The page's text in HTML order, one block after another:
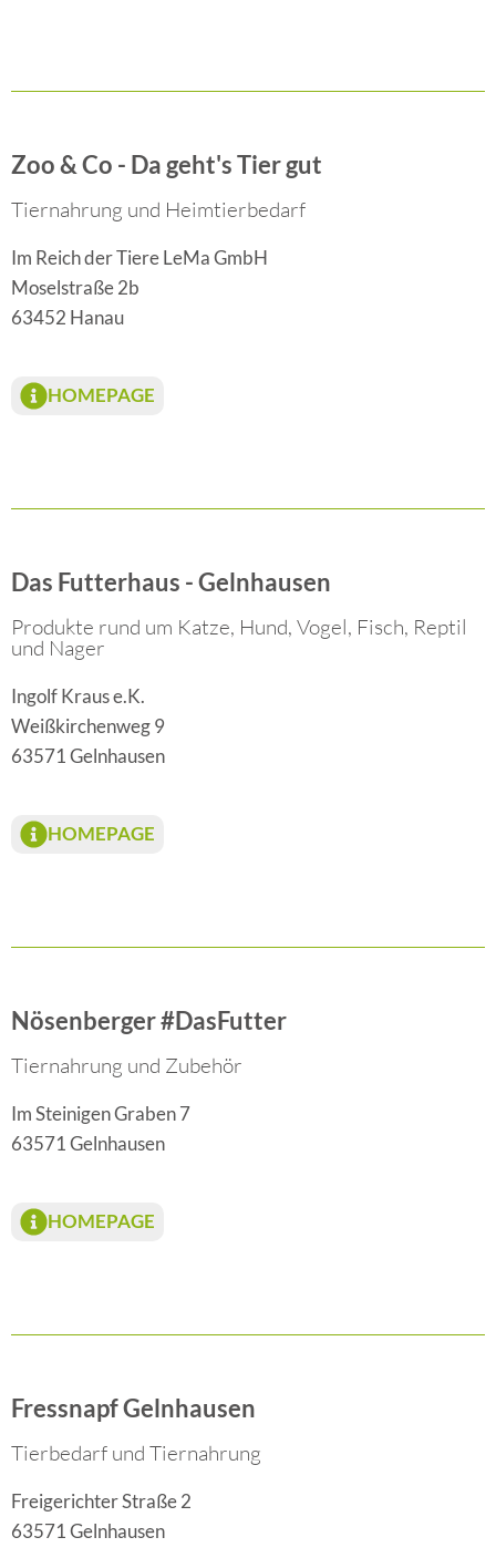
Zoo & Co - Da geht's Tier gut
Tiernahrung und Heimtierbedarf
Im Reich der Tiere LeMa GmbH
Moselstraße 2b
63452 Hanau
HOMEPAGE
Das Futterhaus - Gelnhausen
Produkte rund um Katze, Hund, Vogel, Fisch, Reptil
und Nager
Ingolf Kraus e.K.
Weißkirchenweg 9
63571 Gelnhausen
HOMEPAGE
Nösenberger #DasFutter
Tiernahrung und Zubehör
Im Steinigen Graben 7
63571 Gelnhausen
HOMEPAGE
Fressnapf Gelnhausen
Tierbedarf und Tiernahrung
Freigerichter Straße 2
63571 Gelnhausen